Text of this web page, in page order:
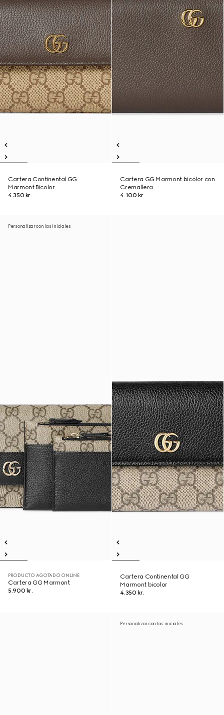
Cartera Continental GG
Marmont Bicolor
4.350 kr.
Cartera GG Marmont bicolor con
Cremallera
4.100 kr.
Personalizar con las iniciales
PRODUCTO AGOTADO ONLINE
Cartera GG Marmont
5.900 kr.
Cartera Continental GG
Marmont bicolor
4.350 kr.
Personalizar con las iniciales